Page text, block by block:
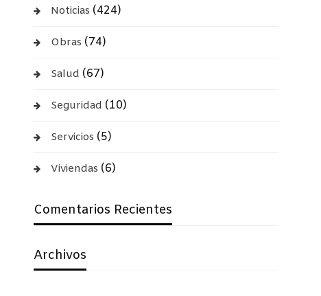
Noticias (424)
Obras (74)
Salud (67)
Seguridad (10)
Servicios (5)
Viviendas (6)
Comentarios Recientes
Archivos